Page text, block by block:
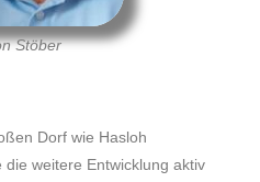
Stöber
Dorf wie Hasloh
weitere Entwicklung aktiv